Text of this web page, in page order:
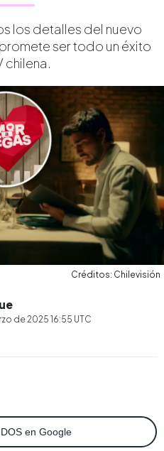
los detalles del nuevo
ser todo un éxito
chilena.
Créditos: Chilevisión
de 2025 16:55 UTC
en Google